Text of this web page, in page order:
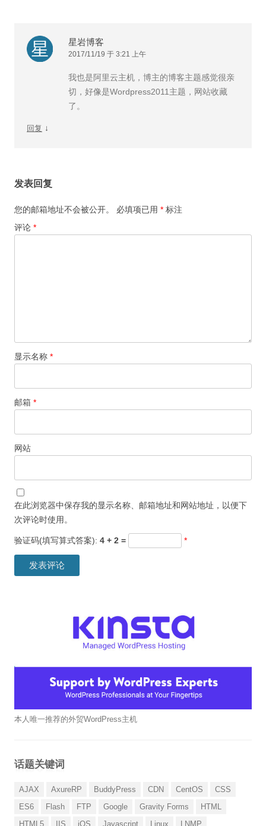
星岩博客
2017/11/19 于 3:21 上午
我也是阿里云主机，博主的博客主题感觉很亲
切，好像是Wordpress2011主题，网站收藏
了。
回复 ↓
发表回复
您的邮箱地址不会被公开。 必填项已用 * 标注
评论 *
显示名称 *
邮箱 *
网站
在此浏览器中保存我的显示名称、邮箱地址和网站地址，以便下
次评论时使用。
验证码(填写算式答案): 4 + 2 = *
本人唯一推荐的外贸WordPress主机
话题关键词
AJAX AxureRP BuddyPress CDN CentOS
CSS
ES6
Flash FTP Google Gravity Forms
HTML
HTML5
IIS iOS Javascript Linux LNMP